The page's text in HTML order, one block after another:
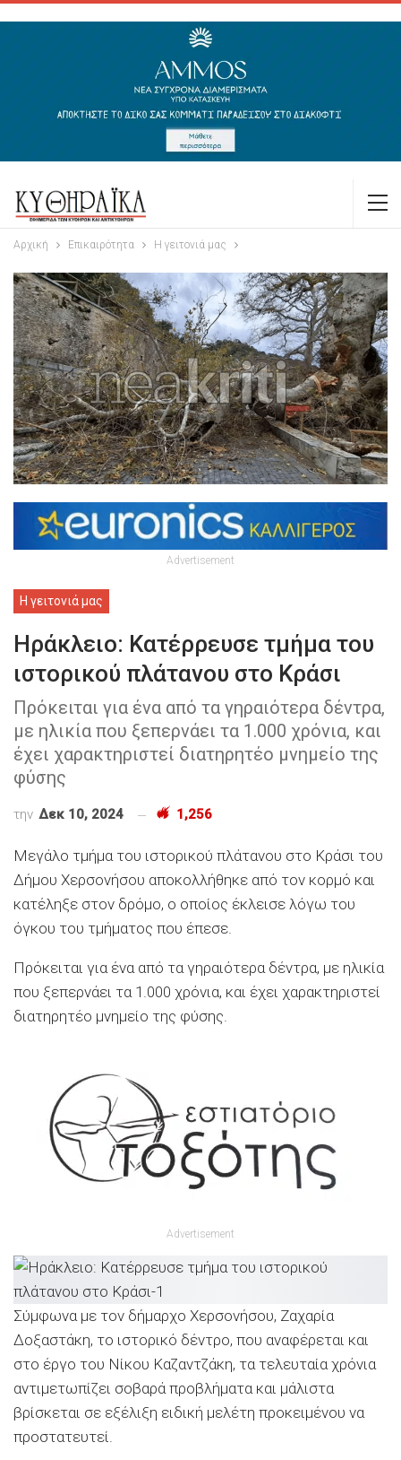
Αρχική Επικαιρότητα Η γειτονιά μας
Advertisement
Η γειτονιά μας
Ηράκλειο: Κατέρρευσε τμήμα του
ιστορικού πλάτανου στο Κράσι
Πρόκειται για ένα από τα γηραιότερα δέντρα,
με ηλικία που ξεπερνάει τα 1.000 χρόνια, και
έχει χαρακτηριστεί διατηρητέο μνημείο της
φύσης
την Δεκ 10, 2024 1,256
Μεγάλο τμήμα του ιστορικού πλάτανου στο Κράσι του
Δήμου Χερσονήσου αποκολλήθηκε από τον κορμό και
κατέληξε στον δρόμο, ο οποίος έκλεισε λόγω του
όγκου του τμήματος που έπεσε.
Πρόκειται για ένα από τα γηραιότερα δέντρα, με ηλικία
που ξεπερνάει τα 1.000 χρόνια, και έχει χαρακτηριστεί
διατηρητέο μνημείο της φύσης.
Advertisement
Σύμφωνα με τον δήμαρχο Χερσονήσου, Ζαχαρία
Δοξαστάκη, το ιστορικό δέντρο, που αναφέρεται και
στο έργο του Νίκου Καζαντζάκη, τα τελευταία χρόνια
αντιμετωπίζει σοβαρά προβλήματα και μάλιστα
βρίσκεται σε εξέλιξη ειδική μελέτη προκειμένου να
προστατευτεί.